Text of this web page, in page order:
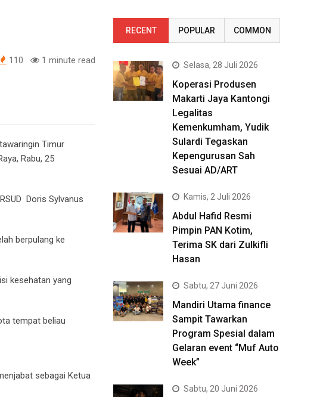
110 1 minute read
Timur
Rabu, 25
Doris Sylvanus
berpulang ke
kesehatan yang
tempat beliau
sebagai Ketua
RECENT POPULAR COMMON
Selasa, 28 Juli 2026
Koperasi Produsen
Makarti Jaya Kantongi
Legalitas
Kemenkumham, Yudik
Sulardi Tegaskan
Kepengurusan Sah
Sesuai AD/ART
Kamis, 2 Juli 2026
Abdul Hafid Resmi
Pimpin PAN Kotim,
Terima SK dari Zulkifli
Hasan
Sabtu, 27 Juni 2026
Mandiri Utama finance
Sampit Tawarkan
Program Spesial dalam
Gelaran event “Muf Auto
Week”
Sabtu, 20 Juni 2026